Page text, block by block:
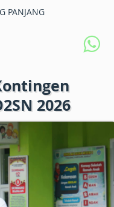
PANJANG
2026